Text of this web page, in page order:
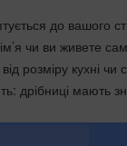
до вашого
чи ви живете
розміру кухні чи
дрібниці мають